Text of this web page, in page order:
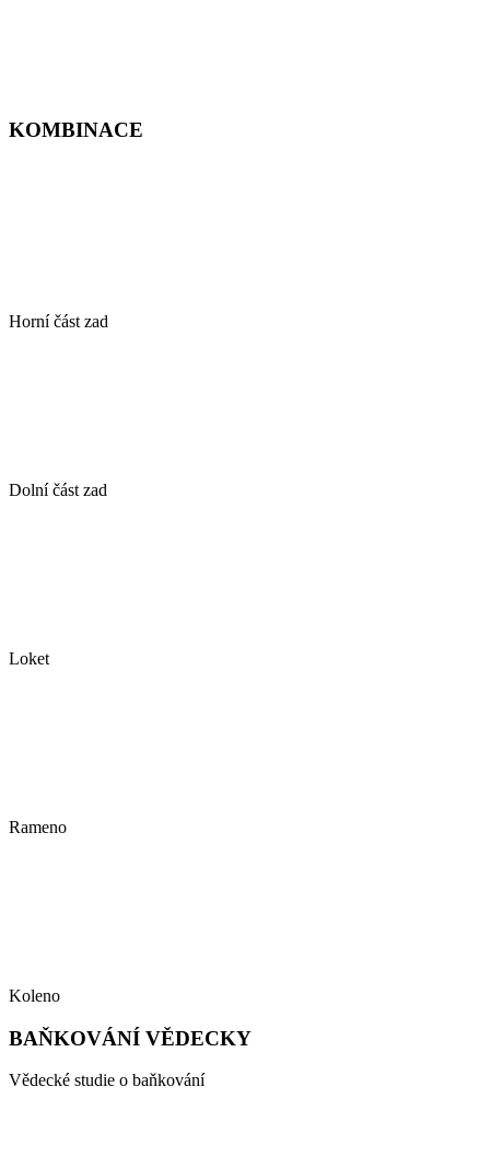
KOMBINACE
Horní část zad
Dolní část zad
Loket
Rameno
Koleno
BAŇKOVÁNÍ VĚDECKY
Vědecké studie o baňkování